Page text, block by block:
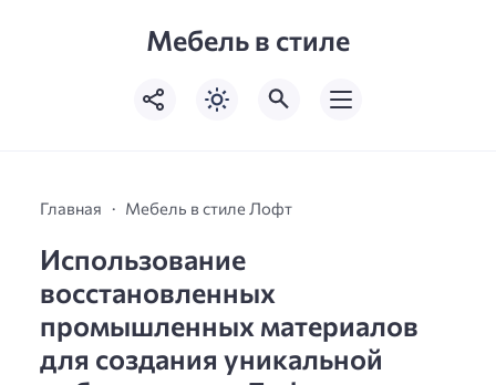
Мебель в стиле
Главная Мебель в стиле Лофт
Использование
восстановленных
промышленных материалов
для создания уникальной